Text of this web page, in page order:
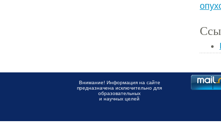
Внимание! Информация на сайте
предназначена исключительно для
образовательных
и научных целей